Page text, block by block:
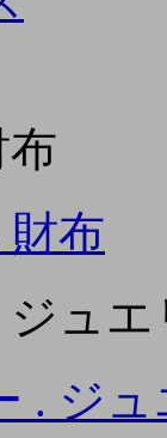
財布
ュエ
. ジ